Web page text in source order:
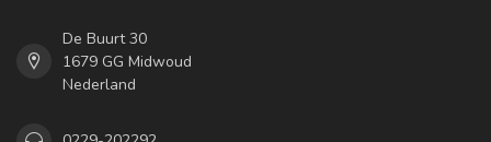
De Buurt 30
1679 GG Midwoud
Nederland